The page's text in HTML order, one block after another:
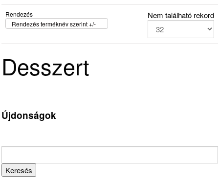
Rendezés
Rendezés terméknév szerint +/-
Nem található rekord
Desszert
Újdonságok